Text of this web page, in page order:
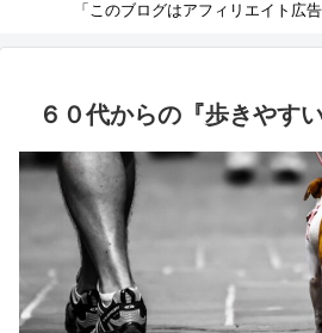
「このブログはアフィリエイト広
６０代からの『歩きやす